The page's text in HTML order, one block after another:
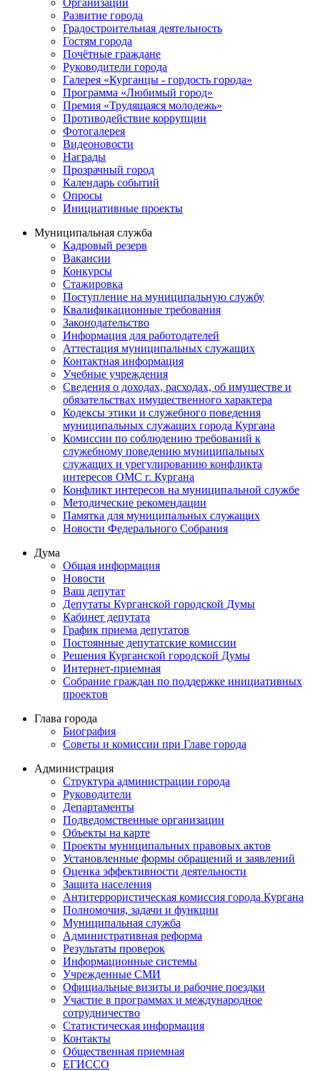
Развитие города
Градостроительная деятельность
Гостям города
Почётные граждане
Руководители города
Галерея «Курганцы - гордость города»
Программа «Любимый город»
Премия «Трудящаяся молодежь»
Противодействие коррупции
Фотогалерея
Видеоновости
Награды
Прозрачный город
Календарь событий
Опросы
Инициативные проекты
Муниципальная служба
Кадровый резерв
Вакансии
Конкурсы
Стажировка
Поступление на муниципальную службу
Квалификационные требования
Законодательство
Информация для работодателей
Аттестация муниципальных служащих
Контактная информация
Учебные учреждения
Сведения о доходах, расходах, об имуществе и
обязательствах имущественного характера
Кодексы этики и служебного поведения
муниципальных служащих города Кургана
Комиссии по соблюдению требований к
служебному поведению муниципальных
служащих и урегулированию конфликта
интересов ОМС г. Кургана
Конфликт интересов на муниципальной службе
Методические рекомендации
Памятка для муниципальных служащих
Новости Федерального Cобрания
Дума
Общая информация
Новости
Ваш депутат
Депутаты Курганской городской Думы
Кабинет депутата
График приема депутатов
Постоянные депутатские комиссии
Решения Курганской городской Думы
Интернет-приемная
Собрание граждан по поддержке инициативных
проектов
Глава города
Биография
Советы и комиссии при Главе города
Администрация
Структура администрации города
Руководители
Департаменты
Подведомственные организации
Объекты на карте
Проекты муниципальных правовых актов
Установленные формы обращений и заявлений
Оценка эффективности деятельности
Защита населения
Антитеррористическая комиссия города Кургана
Полномочия, задачи и функции
Муниципальная служба
Административная реформа
Результаты проверок
Информационные системы
Учрежденные СМИ
Официальные визиты и рабочие поездки
Участие в программах и международное
сотрудничество
Статистическая информация
Контакты
Общественная приемная
ЕГИССО